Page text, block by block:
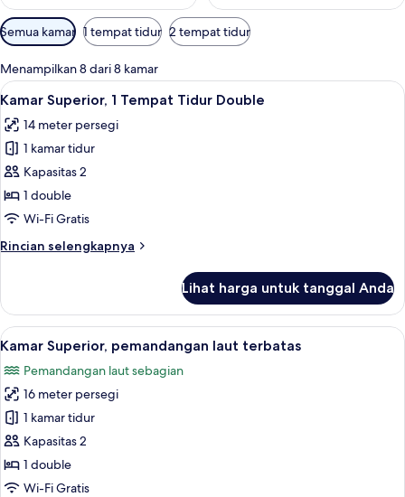
Filter
tersedia
untuk
kamar
Semua kamar 1 tempat tidur 2 tempat tidur
Menampilkan 8 dari 8 kamar
Lihat
semua
foto
untuk
Kamar
Superior,
1
Tidur
Kamar Superior, 1 Tempat Tidur
5
Kamar Superior, 1 Tempat Tidur Double
14 meter persegi
1 kamar tidur
Kapasitas 2
1 double
Wi-Fi Gratis
Rincian selengkapnya
Rincian
Kamar
Superior,
1
Tidur
Double
Lihat harga untuk tanggal Anda
Lihat
semua
foto
untuk
Kamar
Superior,
pemandangan
laut
Kamar Superior, pemandangan laut
6
Kamar Superior, pemandangan laut terbatas
Pemandangan laut sebagian
16 meter persegi
1 kamar tidur
Kapasitas 2
1 double
Wi-Fi Gratis